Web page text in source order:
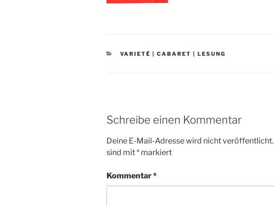
KATEGORIEN
VARIETÉ | CABARET | LESUNG
Schreibe einen Kommentar
Deine E-Mail-Adresse wird nicht veröffentlicht.
sind mit* markiert
Kommentar*